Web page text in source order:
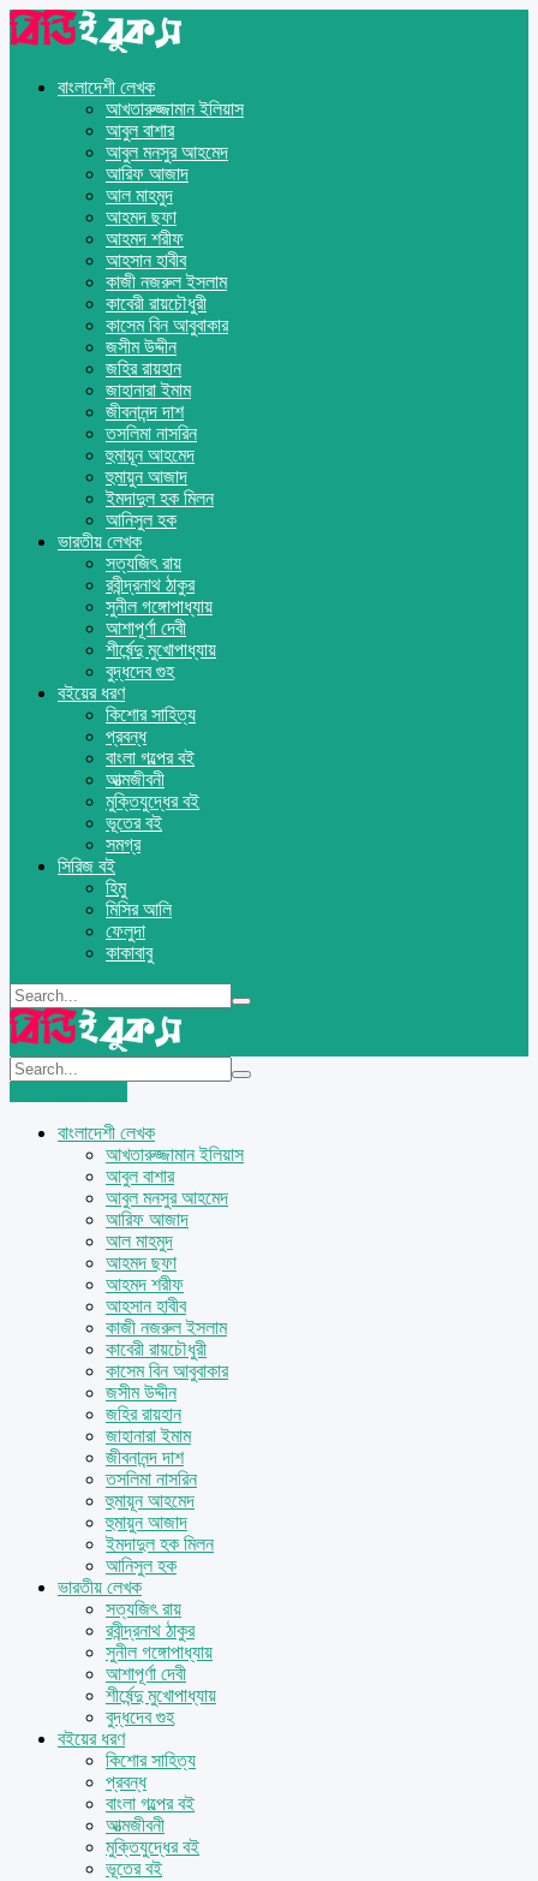
বাংলাদেশী লেখক
আখতারুজ্জামান ইলিয়াস
আবুল বাশার
আবুল মনসুর আহমেদ
আরিফ আজাদ
আল মাহমুদ
আহমদ ছফা
আহমদ শরীফ
আহসান হাবীব
কাজী নজরুল ইসলাম
কাবেরী রায়চৌধুরী
কাসেম বিন আবুবাকার
জসীম উদ্দীন
জহির রায়হান
জাহানারা ইমাম
জীবনানন্দ দাশ
তসলিমা নাসরিন
হুমায়ূন আহমেদ
হুমায়ুন আজাদ
ইমদাদুল হক মিলন
আনিসুল হক
ভারতীয় লেখক
সত্যজিৎ রায়
রবীন্দ্রনাথ ঠাকুর
সুনীল গঙ্গোপাধ্যায়
আশাপূর্ণা দেবী
শীর্ষেন্দু মুখোপাধ্যায়
বুদ্ধদেব গুহ
বইয়ের ধরণ
কিশোর সাহিত্য
প্রবন্ধ
বাংলা গল্পের বই
আত্মজীবনী
মুক্তিযুদ্ধের বই
ভূতের বই
সমগ্র
সিরিজ বই
হিমু
মিসির আলি
ফেলুদা
কাকাবাবু
বাংলাদেশী লেখক
আখতারুজ্জামান ইলিয়াস
আবুল বাশার
আবুল মনসুর আহমেদ
আরিফ আজাদ
আল মাহমুদ
আহমদ ছফা
আহমদ শরীফ
আহসান হাবীব
কাজী নজরুল ইসলাম
কাবেরী রায়চৌধুরী
কাসেম বিন আবুবাকার
জসীম উদ্দীন
জহির রায়হান
জাহানারা ইমাম
জীবনানন্দ দাশ
তসলিমা নাসরিন
হুমায়ূন আহমেদ
হুমায়ুন আজাদ
ইমদাদুল হক মিলন
আনিসুল হক
ভারতীয় লেখক
সত্যজিৎ রায়
রবীন্দ্রনাথ ঠাকুর
সুনীল গঙ্গোপাধ্যায়
আশাপূর্ণা দেবী
শীর্ষেন্দু মুখোপাধ্যায়
বুদ্ধদেব গুহ
বইয়ের ধরণ
কিশোর সাহিত্য
প্রবন্ধ
বাংলা গল্পের বই
আত্মজীবনী
মুক্তিযুদ্ধের বই
ভূতের বই